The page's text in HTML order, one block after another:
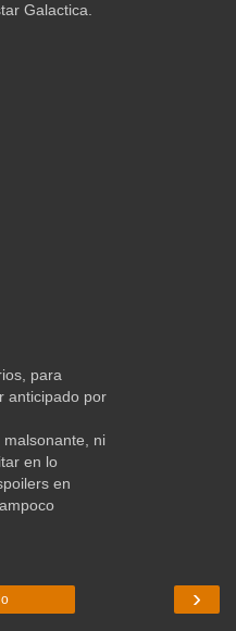
Galactica.
para
anticipado por
ni
en lo
en
›